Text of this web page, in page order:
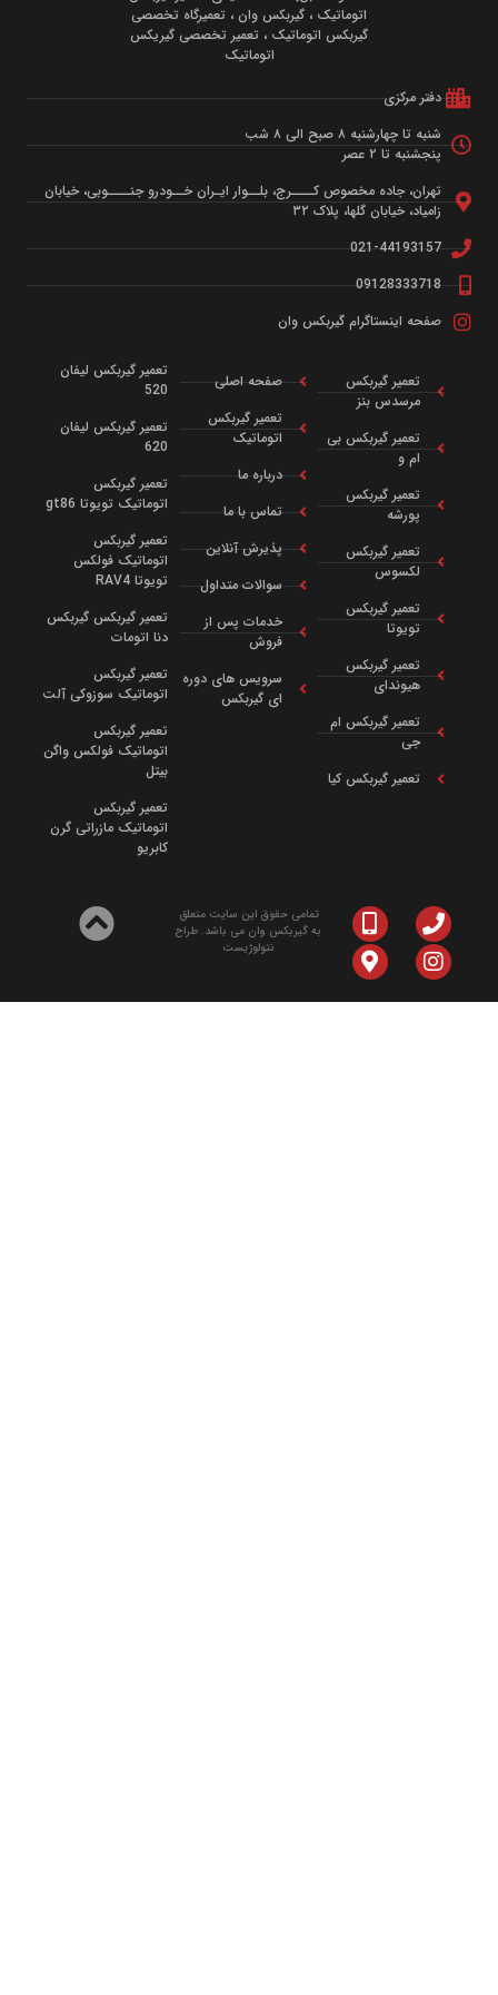
اتوماتیک ، گیربکس وان ، تعمیرگاه تخصصی
گیربکس اتوماتیک ، تعمیر تخصصی گیریکس
مرکزی
تا چهارشنبه ۸ صبح الی ۸ شب
تا ۲ عصر
جاده مخصوص کــــرج، بلــوار ایـران خــودرو جنــــوبی، خیابان
خیابان گلها، پلاک ۳۲
021-
اینستاگرام گیربکس وان
تعمیر گیربکس
مرسدس بنز
تعمیر گیربکس بی
تعمیر گیربکس
تعمیر گیربکس
لکسوس
تعمیر گیربکس
تعمیر گیربکس
هیوندای
تعمیر گیربکس ام
تعمیر گیربکس کیا
صفحه اصلی
تعمیر گیربکس
اتوماتیک
درباره ما
تماس با ما
پذیرش آنلاین
سوالات متداول
خدمات پس از
سرویس‌ های دوره‌
ای گیربکس
تعمیر گیربکس لیفان
520
تعمیر گیربکس لیفان
تعمیر گیربکس
اتوماتیک تویوتا gt86
تعمیر گیربکس
اتوماتیک فولکس
تویوتا RAV4
تعمیر گیربکس گیربکس
دنا اتومات
تعمیر گیربکس
اتوماتیک سوزوکی آلت
تعمیر گیربکس
اتوماتیک فولکس واگن
تعمیر گیربکس
اتوماتیک مازراتی گرن
تمامی حقوق این سایت متعلق
به گیربکس وان می باشد. طراح